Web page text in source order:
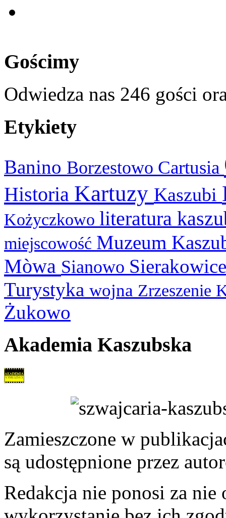
Gościmy
Odwiedza nas 246 gości
Etykiety
Banino Borzestowo Cartusia
Historia Kartuzy Kaszubi
Kożyczkowo literatura
miejscowość Muzeum
Mòwa Sianowo
Turystyka wojna Zrzeszenie
Żukowo
Akademia Kaszubska
Zamieszczone w
są udostępnione przez
Redakcja nie ponosi za